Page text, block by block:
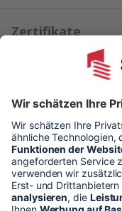
Zertifikate
Kundenmeinungen